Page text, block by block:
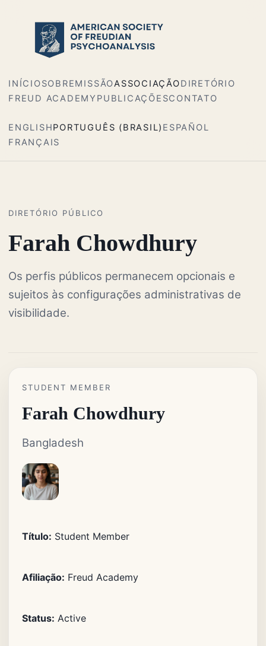
INÍCIOSOBREMISSÃOASSOCIAÇÃODIRETÓRIO
FREUD ACADEMY PUBLICAÇÕESCONTATO
ENGLISHPORTUGUÊS (BRASIL) ESPAÑOL
FRANÇAIS
DIRETÓRIO PÚBLICO
Farah Chowdhury
Os perfis públicos permanecem opcionais e
sujeitos às configurações administrativas de
visibilidade.
STUDENT MEMBER
Farah Chowdhury
Bangladesh
Título: Student Member
Afiliação: Freud Academy
Status: Active